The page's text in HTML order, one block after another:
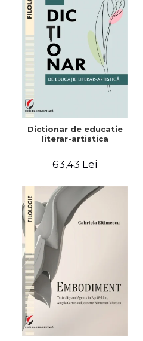
Dictionar de educatie
literar-artistica
63,43 Lei